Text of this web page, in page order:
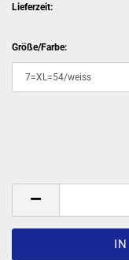
Lieferzeit:
Größe/Farbe: